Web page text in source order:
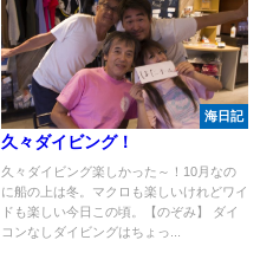
海日記
久々ダイビング！
久々ダイビング楽しかった～！10月なの
に船の上は冬。マクロも楽しいけれどワイ
ドも楽しい今日この頃。【のぞみ】 ダイ
コンなしダイビングはちょっ...